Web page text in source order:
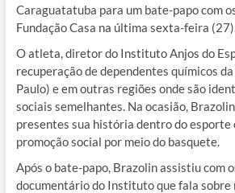
Caraguatatuba para um bate-papo com
Fundação Casa na última sexta-feira
O atleta, diretor do Instituto Anjos do
recuperação de dependentes químicos
Paulo) e em outras regiões onde são
sociais semelhantes. Na ocasião,
presentes sua história dentro do esporte
promoção social por meio do basquete.
Após o bate-papo, Brazolin assistiu com
documentário do Instituto que fala sobre